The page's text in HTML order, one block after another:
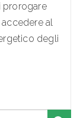
prorogare
al
degli